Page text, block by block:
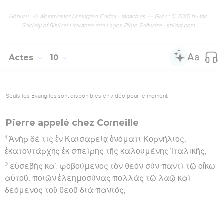
Hébreu : © Westminster Leningrad Codex - tanach.us --- Grec : © 2010 by the
Society of Biblical Literature and Logos Bible Software - sblgnt.com
Actes 10
Seuls les Évangiles sont disponibles en vidéo pour le moment.
Pierre appelé chez Corneille
1 Ἀνὴρ δέ τις ἐν Καισαρείᾳ ὀνόματι Κορνήλιος,
ἑκατοντάρχης ἐκ σπείρης τῆς καλουμένης Ἰταλικῆς,
2 εὐσεβὴς καὶ φοβούμενος τὸν θεὸν σὺν παντὶ τῷ οἴκῳ
αὐτοῦ, ποιῶν ἐλεημοσύνας πολλὰς τῷ λαῷ καὶ
δεόμενος τοῦ θεοῦ διὰ παντός,